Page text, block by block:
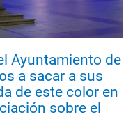
Ayuntamiento de
a sacar a sus
de este color en
sobre el